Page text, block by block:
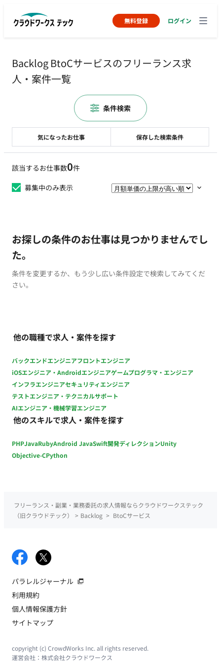
無料登録 ログイン
Backlog BtoCサービスのフリーランス求
人・案件一覧
該当するお仕事数0件
募集中のみ表示
お探しの条件のお仕事は見つかりませんでし
た。
条件を変更するか、もう少し広い条件設定で検索してみてくだ
さい。
他の職種で求人・案件を探す
バックエンドエンジニアフロントエンジニア
iOSエンジニア・Androidエンジニアゲームプログラマ・エンジニア
インフラエンジニアセキュリティエンジニア
テストエンジニア・テクニカルサポート
AIエンジニア・機械学習エンジニア
他のスキルで求人・案件を探す
PHPJavaRubyAndroid JavaSwift開発ディレクションUnity
Objective-CPython
気になったお仕事 保存した検索条件
条件検索
フリーランス・副業・業務委託の求人情報ならクラウドワークステック
（旧クラウドテック）
> Backlog > BtoCサービス
パラレルジャーナル
利用規約
個人情報保護方針
サイトマップ
copyright (c) CrowdWorks Inc. all rights reserved.
運営会社： 株式会社クラウドワークス